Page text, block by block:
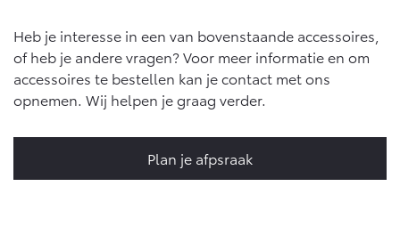
Vanaf € 89.986,-
Heb je interesse in een van bovenstaande accessoires,
of heb je andere vragen? Voor meer informatie en om
accessoires te bestellen kan je contact met ons
opnemen. Wij helpen je graag verder.
Plan je afpsraak